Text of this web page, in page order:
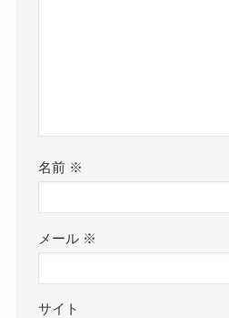
名前 ※
メール ※
サイト